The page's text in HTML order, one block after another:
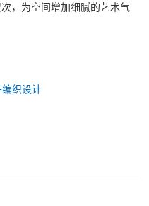
，为空间增加细腻的艺术气
织设计